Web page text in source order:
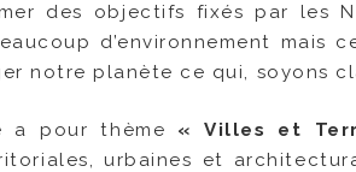
des objectifs fixés par les
d’environnement mais
notre planète ce qui, soyons
a pour thème « Villes et
urbaines et